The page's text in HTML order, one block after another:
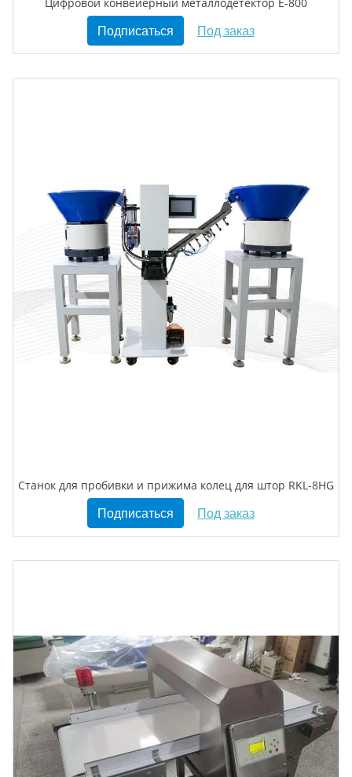
Подписаться Под заказ
Станок для пробивки и прижима колец для штор RKL-8HG
Подписаться Под заказ